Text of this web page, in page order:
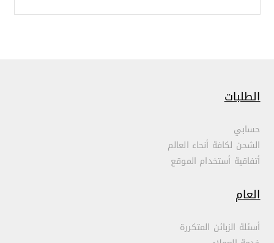
الطلبات
حسابي
الشحن لكافة أنحاء العالم
أتفاقية أستخدام الموقع
العام
أسئلة الزبائن المتكررة